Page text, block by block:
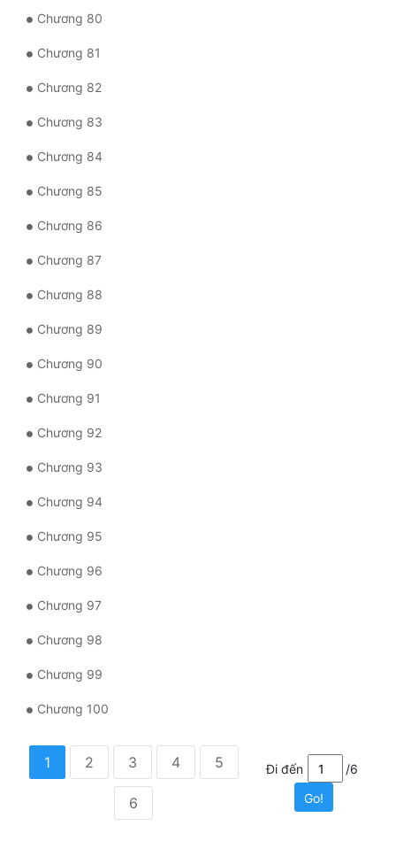
Chương 80
Chương 81
Chương 82
Chương 83
Chương 84
Chương 85
Chương 86
Chương 87
Chương 88
Chương 89
Chương 90
Chương 91
Chương 92
Chương 93
Chương 94
Chương 95
Chương 96
Chương 97
Chương 98
Chương 99
Chương 100
1 2 3 4 5
6
Đi đến
/6
Go!